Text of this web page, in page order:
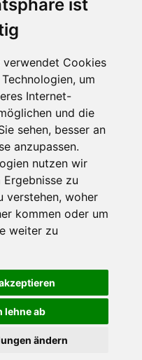
ist
verwendet Cookies
um
Internet-
und die
sehen, besser an
anzupassen.
nutzen wir
zu
verstehen, woher
kommen oder um
weiter zu
lehne ab
ändern
(Hessen)*
Taunus
* Ober-
* Rosbach *
(Hessen)
*Wöllstadt
in Schwalbach am
2026 aktualisiert.
andere
Möglichkeit, sich
Praxismarketing